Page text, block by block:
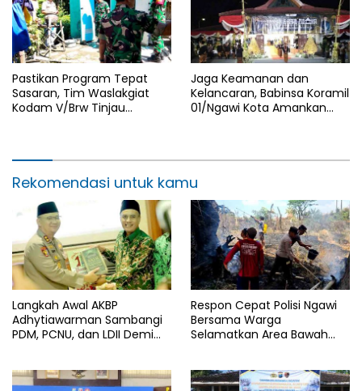
Pastikan Program Tepat
Sasaran, Tim Waslakgiat
Kodam V/Brw Tinjau
Jaga Keamanan dan
Kelancaran, Babinsa Koramil
01/Ngawi Kota Amankan
Rekomendasi untuk kamu
Langkah Awal AKBP
Adhytiawarman Sambangi
PDM, PCNU, dan LDII Demi
Respon Cepat Polisi Ngawi
Bersama Warga
Selamatkan Area Bawah